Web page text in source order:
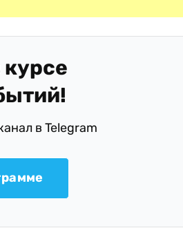
курсе
в Telegram